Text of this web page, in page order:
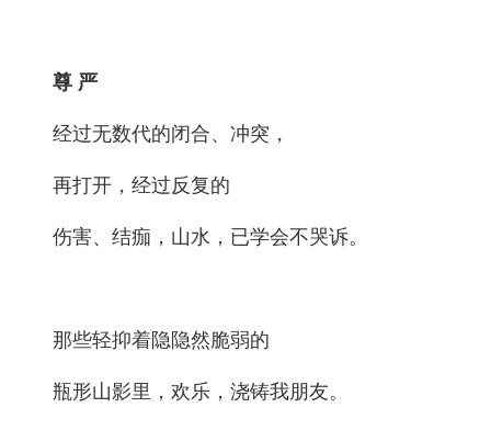
尊 严
经过无数代的闭合、冲突，
再打开，经过反复的
伤害、结痂，山水，已学会不哭诉。
那些轻抑着隐隐然脆弱的
瓶形山影里，欢乐，浇铸我朋友。